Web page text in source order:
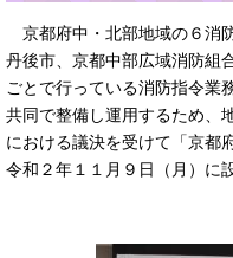
京都府中・北部地域の６消
丹後市、京都中部広域消防組
ごとで行っている消防指令業
共同で整備し運用するため、
における議決を受けて「京都
令和２年１１月９日（月）に